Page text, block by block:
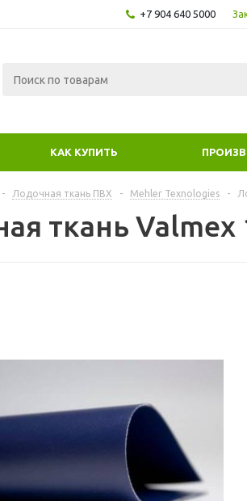
+7 904 640 5000
КАК КУПИТЬ
- Лодочная ткань ПВХ - Mehler Texnologies -
ткань